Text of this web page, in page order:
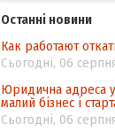
походження
Угоди про
інтелектуальної
контексті
Аналіз
Останні новини
Как работают
Сьогодні, 06
Юридична адреса
малий бізнес і
Сьогодні, 06